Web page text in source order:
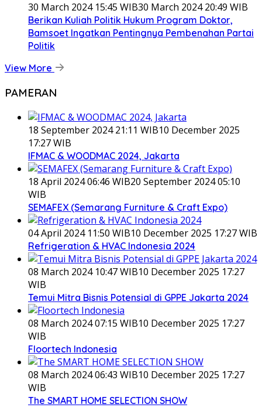
30 March 2024 15:45 WIB30 March 2024 20:49 WIB
Berikan Kuliah Politik Hukum Program Doktor,
Bamsoet Ingatkan Pentingnya Pembenahan Partai
Politik
View More
PAMERAN
18 September 2024 21:11 WIB10 December 2025
17:27 WIB
IFMAC & WOODMAC 2024, Jakarta
18 April 2024 06:46 WIB20 September 2024 05:10
WIB
SEMAFEX (Semarang Furniture & Craft Expo)
04 April 2024 11:50 WIB10 December 2025 17:27 WIB
Refrigeration & HVAC Indonesia 2024
08 March 2024 10:47 WIB10 December 2025 17:27
WIB
Temui Mitra Bisnis Potensial di GPPE Jakarta 2024
08 March 2024 07:15 WIB10 December 2025 17:27
WIB
Floortech Indonesia
08 March 2024 06:43 WIB10 December 2025 17:27
WIB
The SMART HOME SELECTION SHOW